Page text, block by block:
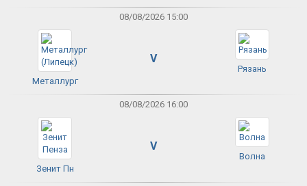
08/08/2026 15:00
Металлург
V
Рязань
08/08/2026 16:00
Зенит Пн
V
Волна